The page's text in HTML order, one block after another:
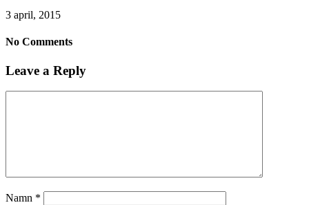
3 april, 2015
No Comments
Leave a Reply
Namn *